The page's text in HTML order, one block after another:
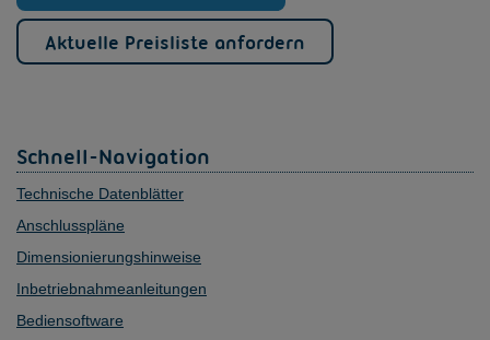
Aktuelle Preisliste anfordern
Schnell-Navigation
Technische Datenblätter
Anschlusspläne
Dimensionierungshinweise
Inbetriebnahmeanleitungen
Bediensoftware